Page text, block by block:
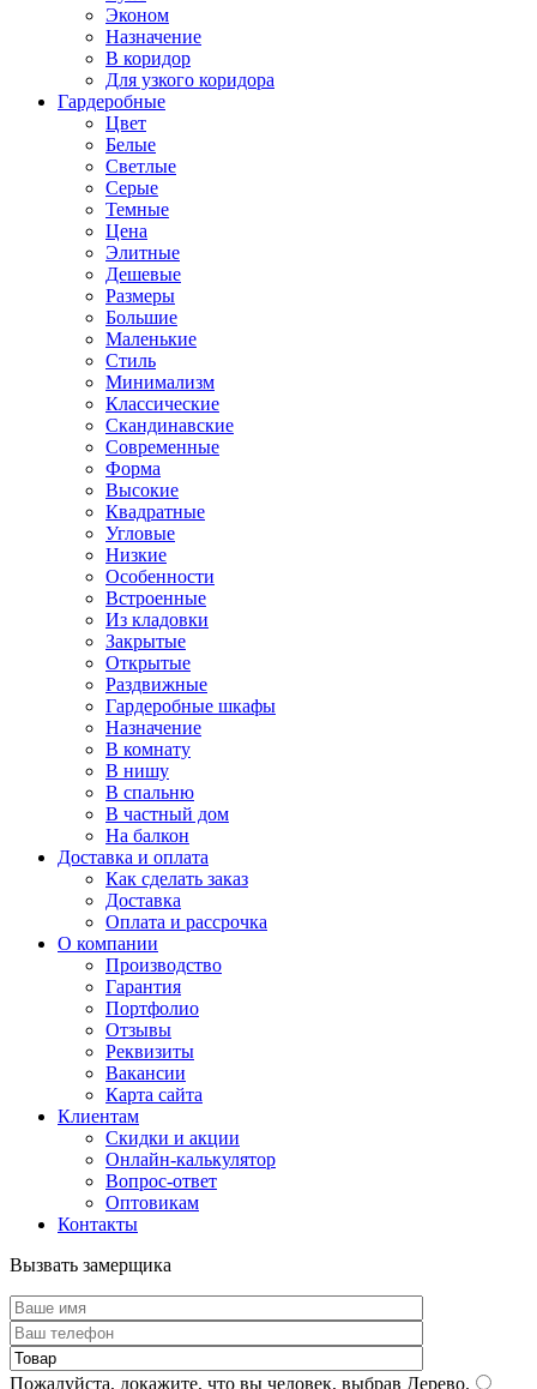
Эконом
Назначение
В коридор
Для узкого коридора
Гардеробные
Цвет
Белые
Светлые
Серые
Темные
Цена
Элитные
Дешевые
Размеры
Большие
Маленькие
Стиль
Минимализм
Классические
Скандинавские
Современные
Форма
Высокие
Квадратные
Угловые
Низкие
Особенности
Встроенные
Из кладовки
Закрытые
Открытые
Раздвижные
Гардеробные шкафы
Назначение
В комнату
В нишу
В спальню
В частный дом
На балкон
Доставка и оплата
Как сделать заказ
Доставка
Оплата и рассрочка
О компании
Производство
Гарантия
Портфолио
Отзывы
Реквизиты
Вакансии
Карта сайта
Клиентам
Скидки и акции
Онлайн-калькулятор
Вопрос-ответ
Оптовикам
Контакты
Вызвать замерщика
Пожалуйста, докажите, что вы человек, выбрав Дерево.